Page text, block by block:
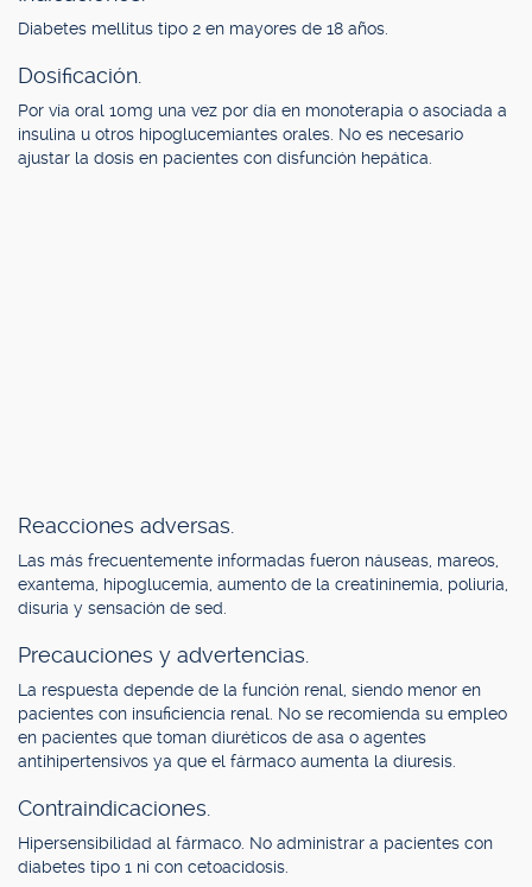
Diabetes mellitus tipo 2 en mayores de 18 años.
Dosificación.
Por vía oral 10mg una vez por día en monoterapia o asociada a
insulina u otros hipoglucemiantes orales. No es necesario
ajustar la dosis en pacientes con disfunción hepática.
Reacciones adversas.
Las más frecuentemente informadas fueron náuseas, mareos,
exantema, hipoglucemia, aumento de la creatininemia, poliuria,
disuria y sensación de sed.
Precauciones y advertencias.
La respuesta depende de la función renal, siendo menor en
pacientes con insuficiencia renal. No se recomienda su empleo
en pacientes que toman diuréticos de asa o agentes
antihipertensivos ya que el fármaco aumenta la diuresis.
Contraindicaciones.
Hipersensibilidad al fármaco. No administrar a pacientes con
diabetes tipo 1 ni con cetoacidosis.